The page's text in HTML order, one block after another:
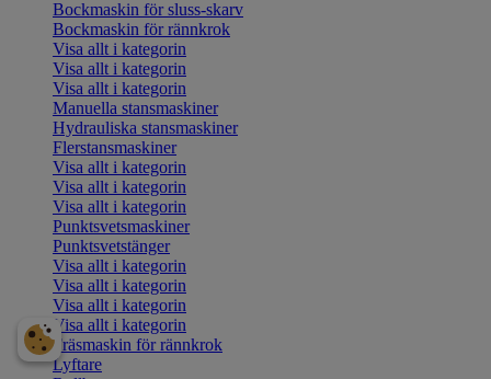
Bockmaskin för sluss-skarv
Bockmaskin för rännkrok
Visa allt i kategorin
Visa allt i kategorin
Visa allt i kategorin
Manuella stansmaskiner
Hydrauliska stansmaskiner
Flerstansmaskiner
Visa allt i kategorin
Visa allt i kategorin
Visa allt i kategorin
Punktsvetsmaskiner
Punktsvetstänger
Visa allt i kategorin
Visa allt i kategorin
Visa allt i kategorin
Visa allt i kategorin
Fräsmaskin för rännkrok
Lyftare